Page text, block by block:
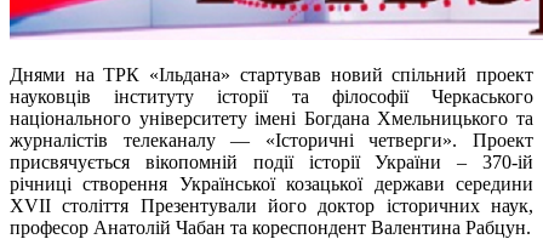
Днями на ТРК «Ільдана» стартував новий спільний проект
науковців інституту історії та філософії Черкаського
національного університету імені Богдана Хмельницького та
журналістів телеканалу — «Історичні четверги». Проект
присвячується вікопомній події історії України – 370-ій
річниці створення Української козацької держави середини
XVII століття Презентували його доктор історичних наук,
професор Анатолій Чабан та кореспондент Валентина Рабцун.